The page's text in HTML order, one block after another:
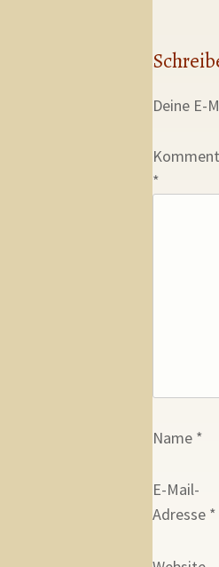
Deine E-
*
Name *
E-Mail-
Adresse *